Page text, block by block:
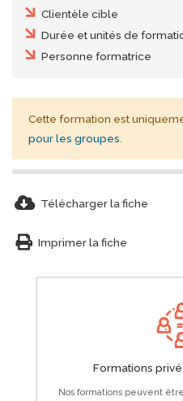
Clientèle cible
Durée et unités de
Personne formatrice
Cette formation est
pour les groupes
cloud-download-alt Télécharger la fiche
print Imprimer la fiche
Formations
Nos formations peuvent